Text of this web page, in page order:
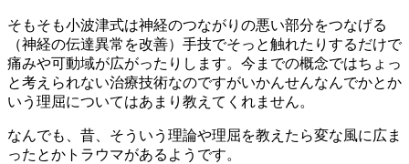
そもそも小波津式は神経のつながりの悪い部分をつなげる
（神経の伝達異常を改善）手技でそっと触れたりするだけで
痛みや可動域が広がったりします。今までの概念ではちょっ
と考えられない治療技術なのですがいかんせんなんでかとか
いう理屈についてはあまり教えてくれません。
なんでも、昔、そういう理論や理屈を教えたら変な風に広ま
ったとかトラウマがあるようです。